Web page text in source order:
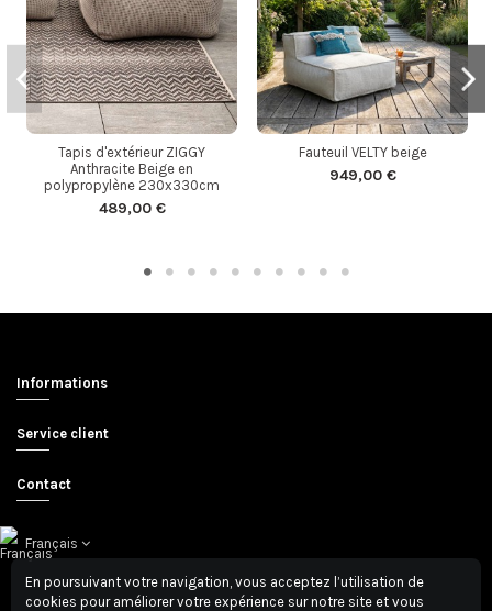
Tapis d'extérieur ZIGGY
Anthracite Beige en
polypropylène 230x330cm
489,00 €
Fauteuil VELTY beige
949,00 €
Informations
Service client
Contact
Français
En poursuivant votre navigation, vous acceptez l’utilisation de
cookies pour améliorer votre expérience sur notre site et vous